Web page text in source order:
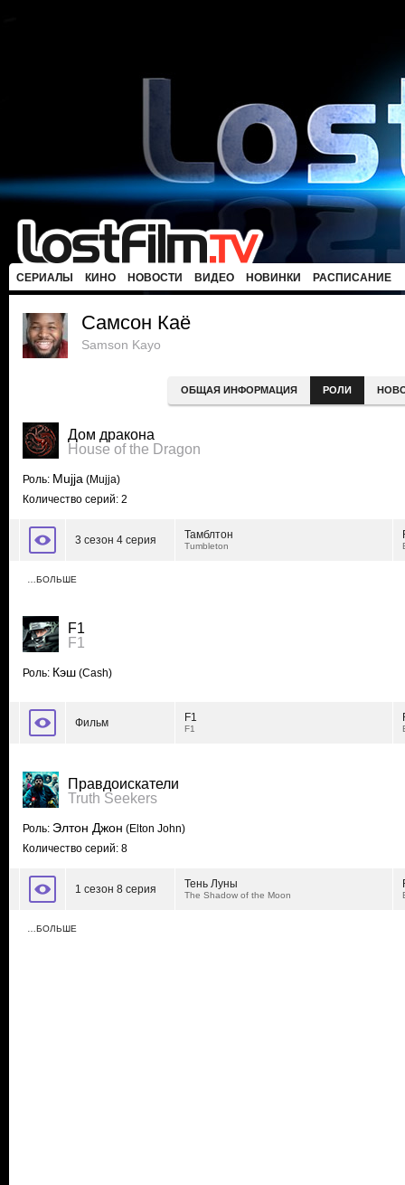
СЕРИАЛЫ КИНО НОВОСТИ ВИДЕО НОВИНКИ РАСПИСАНИЕ
Самсон Каё
Samson Kayo
ОБЩАЯ ИНФОРМАЦИЯ РОЛИ
Дом дракона
House of the Dragon
Роль: Mujja (Mujja)
Количество серий: 2
3 сезон 4 серия Тамблтон
Tumbleton
…БОЛЬШЕ
F1
F1
Роль: Кэш (Cash)
Фильм F1
F1
Правдоискатели
Truth Seekers
Роль: Элтон Джон (Elton John)
Количество серий: 8
1 сезон 8 серия Тень Луны
The Shadow of the Moon
…БОЛЬШЕ